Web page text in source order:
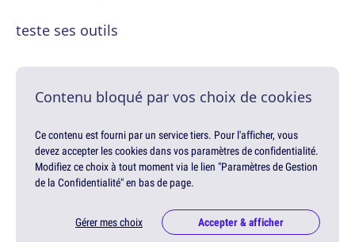
teste ses outils
Contenu bloqué par vos choix de cookies
Ce contenu est fourni par un service tiers. Pour l'afficher, vous
devez accepter les cookies dans vos paramètres de confidentialité.
Modifiez ce choix à tout moment via le lien "Paramètres de Gestion
de la Confidentialité" en bas de page.
Gérer mes choix Accepter & afficher